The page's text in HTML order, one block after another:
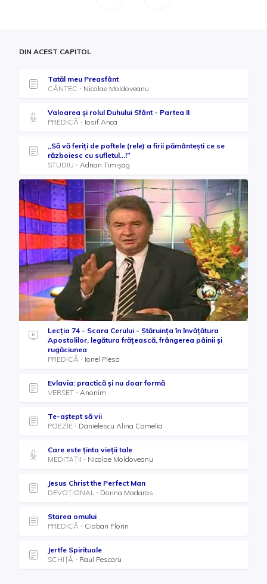
DIN ACEST CAPITOL
Tatăl meu Preasfânt
CÂNTEC
Nicolae Moldoveanu
Valoarea și rolul Duhului Sfânt - Partea II
PREDICĂ
Iosif Anca
„Să vă feriți de poftele (rele) a firii pământești ce se
războiesc cu sufletul...!”
STUDIU
Adrian Timișag
Lecția 74 - Scara Cerului - Stăruinţa în învăţătura
Apostolilor, legătura frăţească, frângerea pâinii şi
rugăciunea
PREDICĂ
Ionel Plesa
Evlavia: practică și nu doar formă
VERSET
Anonim
Te-aștept să vii
POEZIE
Danielescu Alina Camelia
Care este ținta vieții tale
MEDITAȚII
Nicolae Moldoveanu
Jesus Christ the Perfect Man
DEVOȚIONAL
Dorina Madaras
Starea omului
PREDICĂ
Cioban Florin
Jertfe Spirituale
SCHIȚĂ
Raul Pescaru